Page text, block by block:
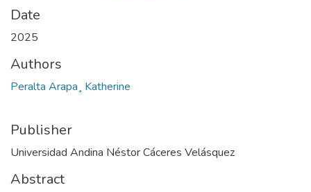
Date
2025
Authors
Peralta Arapa¸ Katherine
Publisher
Universidad Andina Néstor Cáceres Velásquez
Abstract